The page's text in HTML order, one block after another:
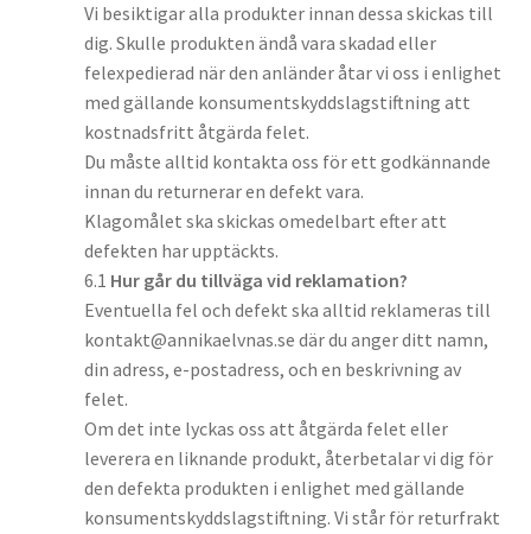
Vi besiktigar alla produkter innan dessa skickas till
dig. Skulle produkten ändå vara skadad eller
felexpedierad när den anländer åtar vi oss i enlighet
med gällande konsumentskyddslagstiftning att
kostnadsfritt åtgärda felet.
Du måste alltid kontakta oss för ett godkännande
innan du returnerar en defekt vara.
Klagomålet ska skickas omedelbart efter att
defekten har upptäckts.
6.1 Hur går du tillväga vid reklamation?
Eventuella fel och defekt ska alltid reklameras till
kontakt@annikaelvnas.se där du anger ditt namn,
din adress, e-postadress, och en beskrivning av
felet.
Om det inte lyckas oss att åtgärda felet eller
leverera en liknande produkt, återbetalar vi dig för
den defekta produkten i enlighet med gällande
konsumentskyddslagstiftning. Vi står för returfrakt